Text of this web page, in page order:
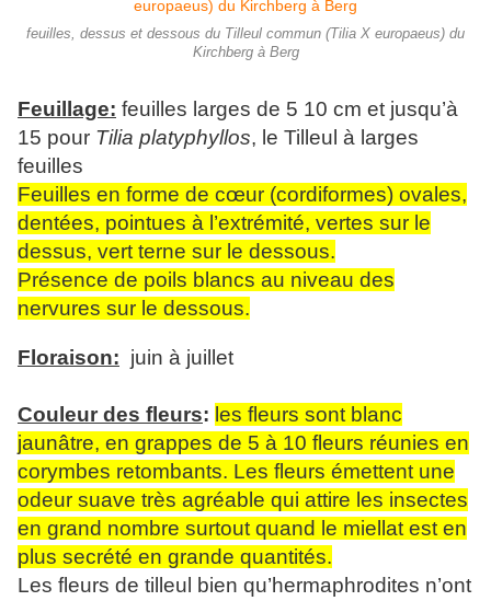
feuilles, dessus et dessous du Tilleul commun (Tilia X europaeus) du
Kirchberg à Berg
Feuillage: feuilles larges de 5 10 cm et jusqu’à
15 pour Tilia platyphyllos, le Tilleul à larges
feuilles
Feuilles en forme de cœur (cordiformes) ovales,
dentées, pointues à l’extrémité, vertes sur le
dessus, vert terne sur le dessous.
Présence de poils blancs au niveau des
nervures sur le dessous.
Floraison: juin à juillet
Couleur des fleurs: les fleurs sont blanc
jaunâtre, en grappes de 5 à 10 fleurs réunies en
corymbes retombants. Les fleurs émettent une
odeur suave très agréable qui attire les insectes
en grand nombre surtout quand le miellat est en
plus secrété en grande quantités.
Les fleurs de tilleul bien qu’hermaphrodites n’ont